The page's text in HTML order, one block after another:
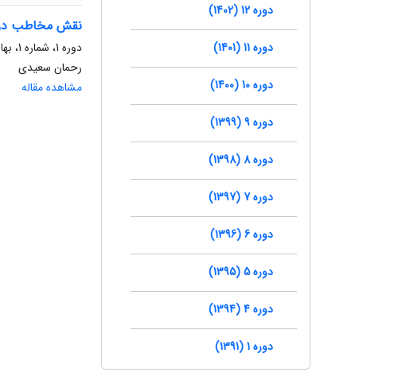
نقش مخاطب در
دوره 1، شماره 1، بهار 1391، صفحه
رحمان سعیدی
مشاهده مقاله
دوره 12 (1402)
دوره 11 (1401)
دوره 10 (1400)
دوره 9 (1399)
دوره 8 (1398)
دوره 7 (1397)
دوره 6 (1396)
دوره 5 (1395)
دوره 4 (1394)
دوره 1 (1391)